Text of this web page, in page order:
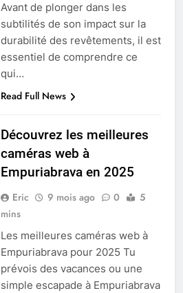
Avant de plonger dans les
subtilités de son impact sur la
durabilité des revêtements, il est
essentiel de comprendre ce
qui…
Read Full News
Découvrez les meilleures
caméras web à
Empuriabrava en 2025
Eric 9 mois ago 0
5
mins
Les meilleures caméras web à
Empuriabrava pour 2025 Tu
prévois des vacances ou une
simple escapade à Empuriabrava